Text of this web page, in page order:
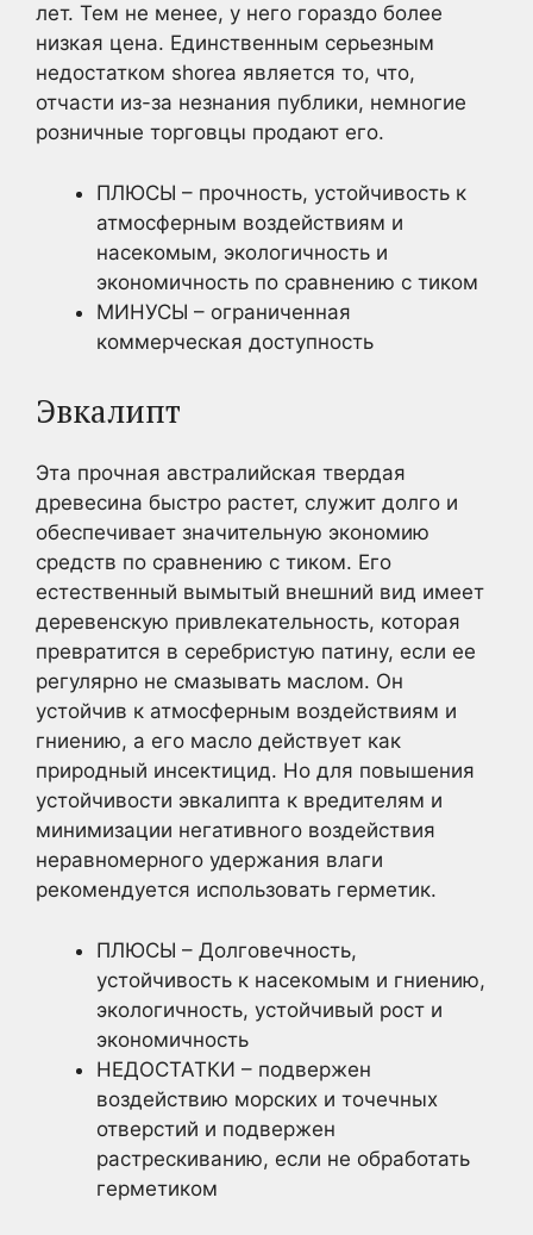
лет. Тем не менее, у него гораздо более
низкая цена. Единственным серьезным
недостатком shorea является то, что,
отчасти из-за незнания публики, немногие
розничные торговцы продают его.
ПЛЮСЫ – прочность, устойчивость к
атмосферным воздействиям и
насекомым, экологичность и
экономичность по сравнению с тиком
МИНУСЫ – ограниченная
коммерческая доступность
Эвкалипт
Эта прочная австралийская твердая
древесина быстро растет, служит долго и
обеспечивает значительную экономию
средств по сравнению с тиком. Его
естественный вымытый внешний вид имеет
деревенскую привлекательность, которая
превратится в серебристую патину, если ее
регулярно не смазывать маслом. Он
устойчив к атмосферным воздействиям и
гниению, а его масло действует как
природный инсектицид. Но для повышения
устойчивости эвкалипта к вредителям и
минимизации негативного воздействия
неравномерного удержания влаги
рекомендуется использовать герметик.
ПЛЮСЫ – Долговечность,
устойчивость к насекомым и гниению,
экологичность, устойчивый рост и
экономичность
НЕДОСТАТКИ – подвержен
воздействию морских и точечных
отверстий и подвержен
растрескиванию, если не обработать
герметиком